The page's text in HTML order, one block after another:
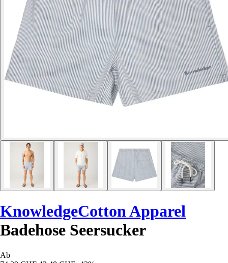
KnowledgeCotton Apparel
Badehose Seersucker
Ab